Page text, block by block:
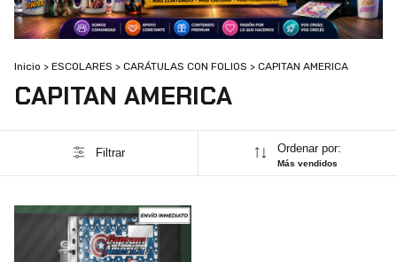
Inicio > ESCOLARES > CARÁTULAS CON FOLIOS > CAPITAN AMERICA
CAPITAN AMERICA
Filtrar Ordenar por:
Más vendidos